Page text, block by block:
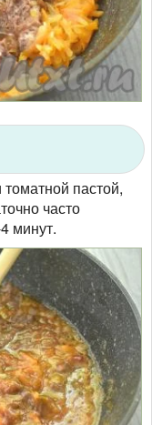
пастой,
часто
минут.